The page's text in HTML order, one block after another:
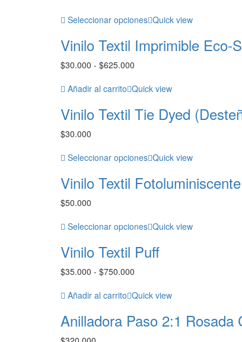
Seleccionar opciones Quick view
Vinilo Textil Imprimible Eco-
$30.000 - $625.000
precios:
$30.000
hasta
Añadir al carrito Quick view
Vinilo Textil Tie Dyed
$30.000
Seleccionar opciones Quick view
Vinilo Textil
$50.000
Seleccionar opciones Quick view
Vinilo Textil Puff
$35.000 - $750.000
precios:
$35.000
hasta
Añadir al carrito Quick view
Anilladora Paso 2:1 Rosada